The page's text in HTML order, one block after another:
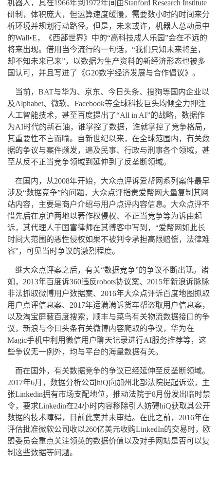
机器人，其在1966年到1972年间由Stanford Research Institute
研制，体积庞大，但运算速度缓慢，需要数小时的时间来分
析环境并规划行动路径。但是，未来或许，机器人总动员中
的Wall•E，《西部世界》中的“高科技成人乐园”会在不远的
将来出现。借用当今流行的一句话，“我们只知未来将至，
却不知未来已来”，以数据为生产资料的新经济形态也被多
国认可，并且写进了《G20数字经济发展与合作倡议》。
当前，BAT与华为、京东、今日头条、搜狗等国内企业以
及Alphabet、微软、Facebook等全球科技巨头均倾全力押注
人工智能技术，甚至百度提出了“All in AI”的战略，数据作
为AI时代的新石油，谁掌控了数据，谁就掌控了竞争格局，
其重要性不言而喻。自新世纪以来，在全球范围内，有关数
据的争议与案件频发，遍及民事、行政与刑事各个领域，甚
至从反不正当竞争领域到延伸到了反垄断领域。
在国内，从2008年开始，大众点评诉爱帮网系列案件最早
涉及“数据竞争”的问题，大众点评指责爱帮网大量复制其网
站内容，主要是商户介绍与用户点评内容信息。大众点评不
惜先后在京沪两地以著作权侵权、不正当竞争等为诉由起
诉，其代理人于国富律师在其博客中写到，“爱帮网如此长
时间大范围的恶性侵权如果不被判令承担高限赔偿，法律难
容”，可见当时争议的激烈程度。
继大众点评案之后，有关“数据竞争”的争议不断出现。诸
如，2013年百度诉360违反robots协议案、2015年新浪诉脉脉
非法抓取微博用户数据案、2016年大众点评诉百度地图抓取
用户点评信息案、2017年运满满诉货车帮盗取用户信息案，
以及淘宝屏蔽百度搜索，顺丰与菜鸟有关物流数据接口的争
议，新浪与今日头条有关微博内容爬取的争议，华为在
Magic手机中利用微信用户聊天记录进行AI服务推荐等，这
些争议无一例外，均与平台的海量数据有关。
而在国外，有关数据竞争的争议已经延伸至反垄断领域。
2017年6月，数据分析公司hiQ向加州北部法院提起诉讼，主
张Linkedin拥有市场支配地位，推动法院于8月份发出临时禁
令，要求Linkedin在24小时内容移除引人妨碍hiQ获取其公开
数据的技术障碍，目前此案并未审结。在此之前，2016年在
评估批准微软公司收以260亿美元收购LinkedIn的交易时，欧
盟委员会重点关注领英的数据价值以及对手网站是否可以复
制这些数据等问题。